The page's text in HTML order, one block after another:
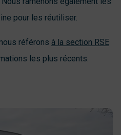
pour les réutiliser.
référons à la section RSE
les plus récents.